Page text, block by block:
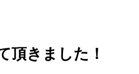
頂きました！